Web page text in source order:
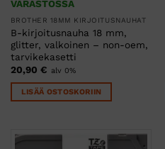
VARASTOSSA
BROTHER 18MM KIRJOITUSNAUHAT
B-kirjoitusnauha 18 mm,
glitter, valkoinen – non-oem,
tarvikekasetti
20,90 € alv 0%
LISÄÄ OSTOSKORIIN